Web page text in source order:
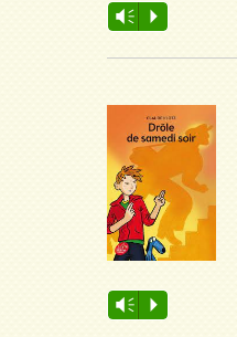
Lecteur
audio
Vm P
Lecteur
audio
Vm P